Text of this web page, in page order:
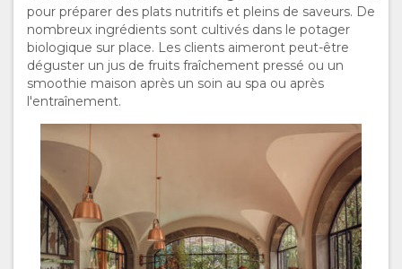
pour préparer des plats nutritifs et pleins de saveurs. De
nombreux ingrédients sont cultivés dans le potager
biologique sur place. Les clients aimeront peut-être
déguster un jus de fruits fraîchement pressé ou un
smoothie maison après un soin au spa ou après
l'entraînement.